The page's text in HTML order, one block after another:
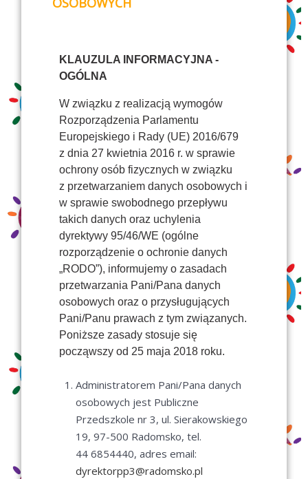
KLAUZULA INFORMACYJNA -
OGÓLNA
W związku z realizacją wymogów
Rozporządzenia Parlamentu
Europejskiego i Rady (UE) 2016/679
z dnia 27 kwietnia 2016 r. w sprawie
ochrony osób fizycznych w związku
z przetwarzaniem danych osobowych i
w sprawie swobodnego przepływu
takich danych oraz uchylenia
dyrektywy 95/46/WE (ogólne
rozporządzenie o ochronie danych
„RODO”), informujemy o zasadach
przetwarzania Pani/Pana danych
osobowych oraz o przysługujących
Pani/Panu prawach z tym związanych.
Poniższe zasady stosuje się
począwszy od 25 maja 2018 roku.
Administratorem Pani/Pana danych
osobowych jest Publiczne
Przedszkole nr 3, ul. Sierakowskiego
19, 97-500 Radomsko, tel.
44 6854440, adres email:
dyrektorpp3@radomsko.pl